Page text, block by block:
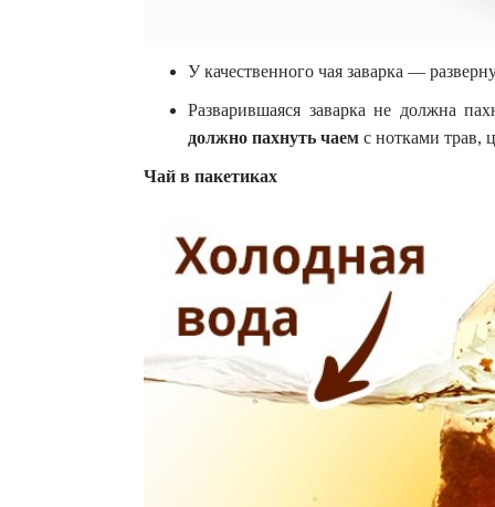
У качественного чая заварка —
Разварившаяся заварка не должна
должно пахнуть чаем с нотками трав,
Чай в пакетиках